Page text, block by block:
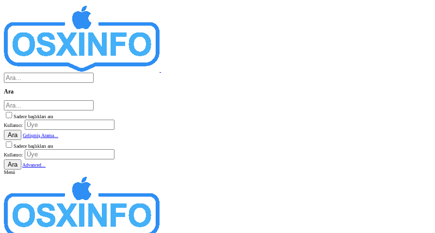
Ara
Sadece başlıkları ara
Kullanıcı:
Ara
Gelişmiş Arama...
Sadece başlıkları ara
Kullanıcı:
Ara
Advanced...
Menü